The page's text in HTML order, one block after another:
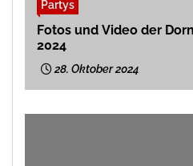
Partys
Fotos und Video der
2024
28. Oktober 2024